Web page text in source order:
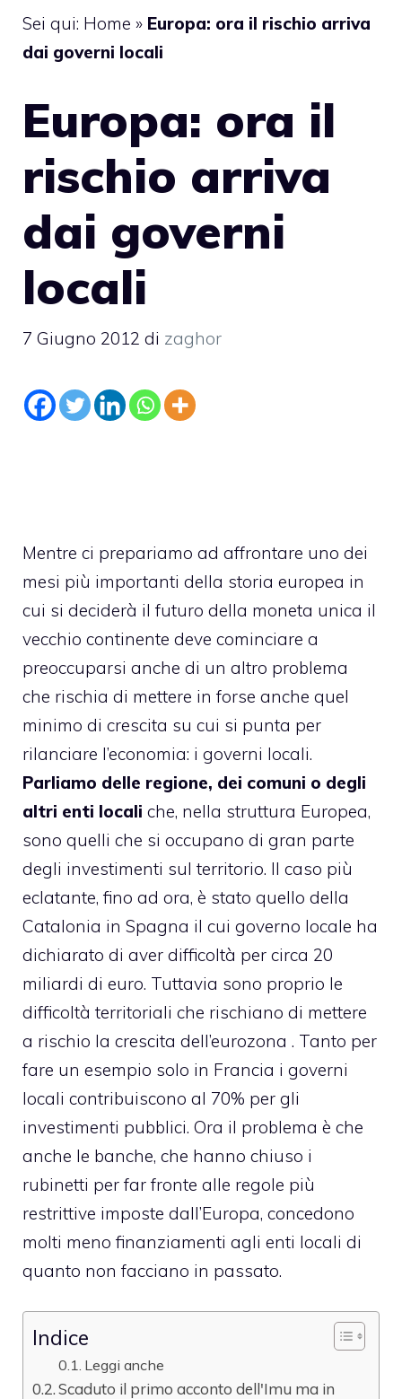
Sei qui: Home » Europa: ora il rischio arriva
dai governi locali
Europa: ora il
rischio arriva
dai governi
locali
7 Giugno 2012 di zaghor
Mentre ci prepariamo ad affrontare uno dei
mesi più importanti della storia europea in
cui si deciderà il futuro della moneta unica il
vecchio continente deve cominciare a
preoccuparsi anche di un altro problema
che rischia di mettere in forse anche quel
minimo di crescita su cui si punta per
rilanciare l’economia: i governi locali.
Parliamo delle regione, dei comuni o degli
altri enti locali che, nella struttura Europea,
sono quelli che si occupano di gran parte
degli investimenti sul territorio. Il caso più
eclatante, fino ad ora, è stato quello della
Catalonia in Spagna il cui governo locale ha
dichiarato di aver difficoltà per circa 20
miliardi di euro. Tuttavia sono proprio le
difficoltà territoriali che rischiano di mettere
a rischio la crescita dell’eurozona . Tanto per
fare un esempio solo in Francia i governi
locali contribuiscono al 70% per gli
investimenti pubblici. Ora il problema è che
anche le banche, che hanno chiuso i
rubinetti per far fronte alle regole più
restrittive imposte dall’Europa, concedono
molti meno finanziamenti agli enti locali di
quanto non facciano in passato.
Indice
Leggi anche
Scaduto il primo acconto dell'Imu ma in